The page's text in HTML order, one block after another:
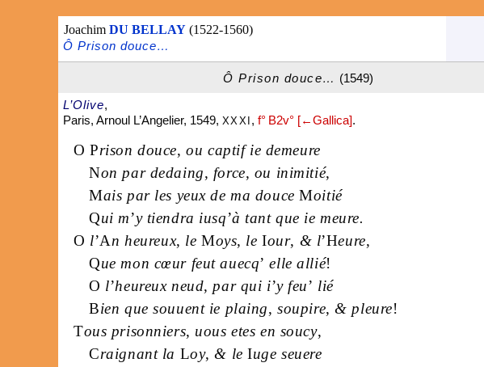
Joachim DU BELLAY(1522-1560)
Ô Prison douce…
Ô Prison douce… (1549)
L’Olive,
Paris, Arnoul L’Angelier, 1549, XXXI ,f° B2v° [←Gallica].
O Prison douce, ou captif ie demeure
Non par dedaing, force, ou inimitié,
Mais par les yeux de ma douceMoitié
Qui m’y tiendra iusq’à tant que ie meure.
O l’An heureux, le Moys, leIour, & l’Heure,
Que mon cœur feut auecq’ elle allié!
O l’heureux neud, par qui i’y feu’ lié
Bien que souuent ie plaing, soupire, & pleure!
Tous prisonniers, uous etes en soucy,
Craignant la Loy, & leIuge seuere